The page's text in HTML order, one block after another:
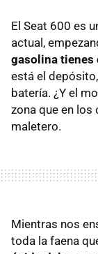
El Seat 600 es
actual,
gasolina tienes
está el
batería. ¿Y el
zona que en los
maletero.
Mientras nos
toda la faena